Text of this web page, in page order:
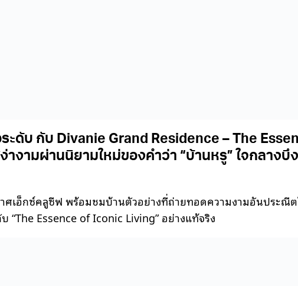
ดับ กับ Divanie Grand Residence – The
งามผ่านนิยามใหม่ของคำว่า “บ้านหรู” ใจกลางบึ
ศเอ็กซ์คลูซีฟ พร้อมชมบ้านตัวอย่างที่ถ่ายทอดความงามอันประณี
Essence of Iconic Living” อย่างแท้จริง